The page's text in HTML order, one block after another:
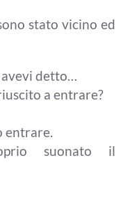
stato vicino ed
avevi detto…
a entrare?
entrare.
suonato il